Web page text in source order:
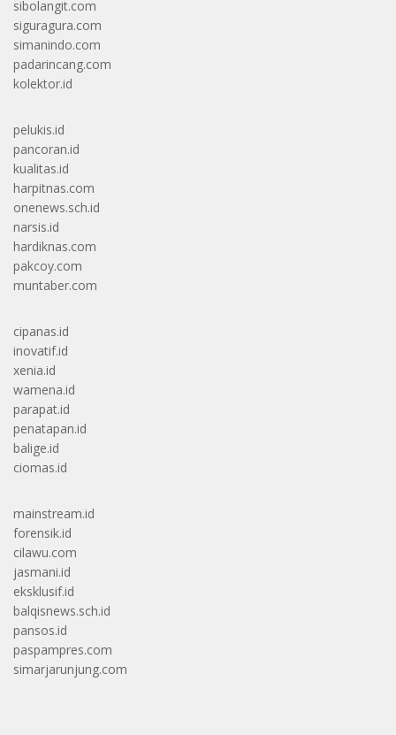
sibolangit.com
siguragura.com
simanindo.com
padarincang.com
kolektor.id
pelukis.id
pancoran.id
kualitas.id
harpitnas.com
onenews.sch.id
narsis.id
hardiknas.com
pakcoy.com
muntaber.com
cipanas.id
inovatif.id
xenia.id
wamena.id
parapat.id
penatapan.id
balige.id
ciomas.id
mainstream.id
forensik.id
cilawu.com
jasmani.id
eksklusif.id
balqisnews.sch.id
pansos.id
paspampres.com
simarjarunjung.com